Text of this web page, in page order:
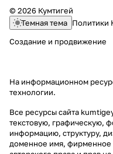
© 2026 Кумтигей
Темная тема Политики
Создание и продвижение
На информационном
технологии.
Все ресурсы сайта
текстовую, графическую,
информацию, структуру,
доменное имя, фирменное